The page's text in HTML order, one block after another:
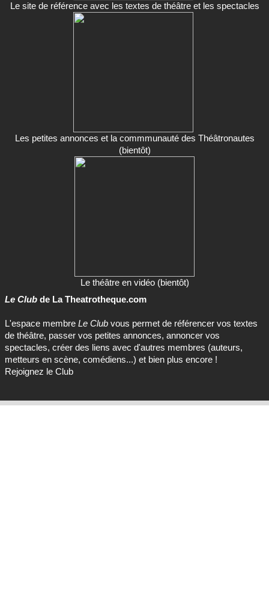
Le site de référence avec les textes de théâtre et les spectacles
Les petites annonces et la commmunauté des Théâtronautes
(bientôt)
Le théâtre en vidéo (bientôt)
Le Club de La Theatrotheque.com
L'espace membre Le Club vous permet de référencer vos textes
de théâtre, passer vos petites annonces, annoncer vos
spectacles, créer des liens avec d'autres membres (auteurs,
metteurs en scène, comédiens...) et bien plus encore !
Rejoignez le Club